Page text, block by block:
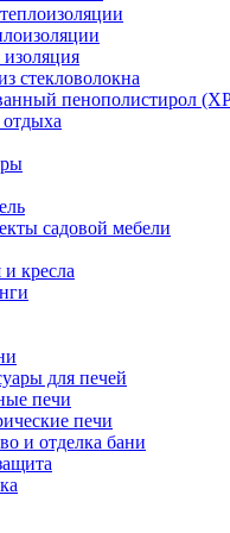
изоляция
стекловолокна
пенополистирол
садовой мебели
и кресла
для печей
печи
печи
и отделка бани